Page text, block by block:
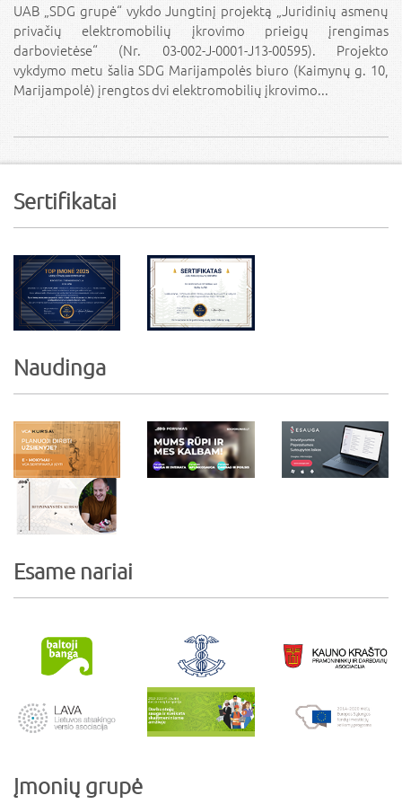
UAB „SDG grupė“ vykdo Jungtinį projektą „Juridinių asmenų
privačių elektromobilių įkrovimo prieigų įrengimas
darbovietėse“ (Nr. 03-002-J-0001-J13-00595). Projekto
vykdymo metu šalia SDG Marijampolės biuro (Kaimynų g. 10,
Marijampolė) įrengtos dvi elektromobilių įkrovimo...
Sertifikatai
Naudinga
Esame nariai
Įmonių grupė